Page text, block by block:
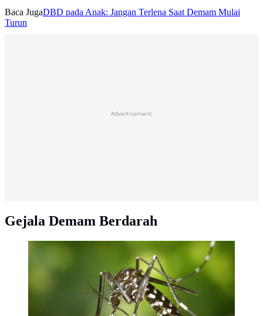
Baca JugaDBD pada Anak: Jangan Terlena Saat Demam Mulai
Turun
Advertisement
Gejala Demam Berdarah